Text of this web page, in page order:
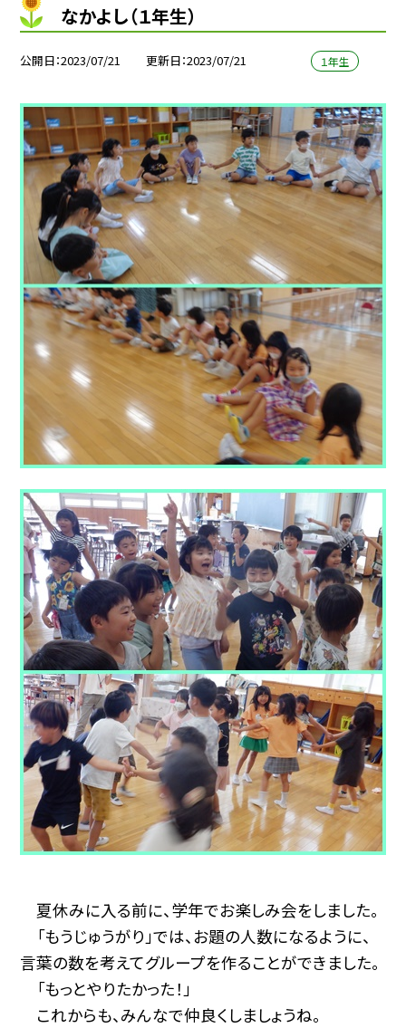
なかよし（１年生）
公開日 2023/07/21 更新日 2023/07/21 １年生
夏休みに入る前に、学年でお楽しみ会をしました。
「もうじゅうがり」では、お題の人数になるように、
言葉の数を考えてグループを作ることができました。
「もっとやりたかった！」
これからも、みんなで仲良くしましょうね。